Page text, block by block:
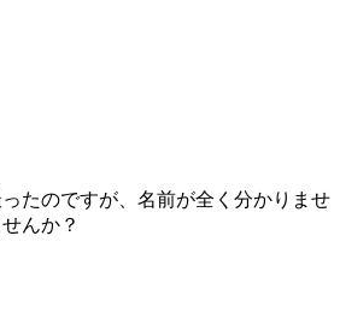
たのですが、名前が全く分かりませ
んか？